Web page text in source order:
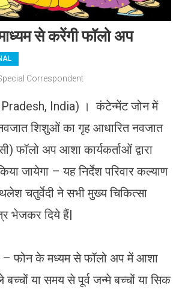
से करेंगी फॉलो अप
Correspondent
India) । कंटेन्मेंट जोन में
शिशुओं का गृह आधारित नवजात
फॉलो अप आशा कार्यकर्ताओं द्वारा
जायेगा – यह निर्देश परिवार कल्याण
चतुर्वेदी ने सभी मुख्य चिकित्सा
भेजकर दिये हैं|
– फोन के मध्यम से फॉलो अप में आशा
या समय से पूर्व जन्मे बच्चों या सिक